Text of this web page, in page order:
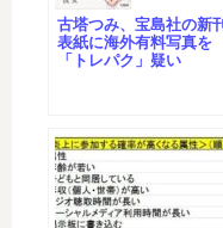
古塔つみ、宝島社の新刊
表紙に海外有料写真を
「トレパク」疑い